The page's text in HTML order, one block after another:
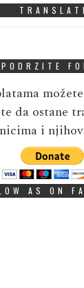
PODRZITE
da ostane
i
AS ON